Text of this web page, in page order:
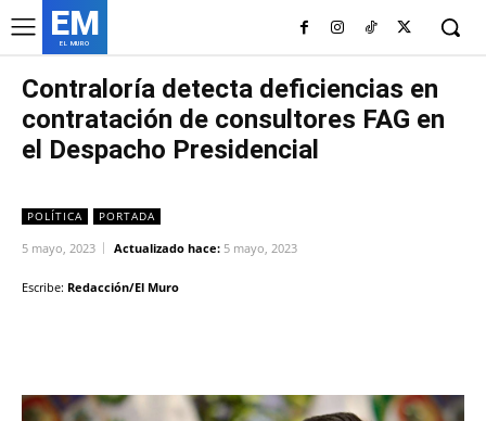
EM
EL MURO
Contraloría detecta deficiencias en
contratación de consultores FAG en
el Despacho Presidencial
POLÍTICA PORTADA
5 mayo, 2023 Actualizado hace: 5 mayo, 2023
Escribe: Redacción/El Muro